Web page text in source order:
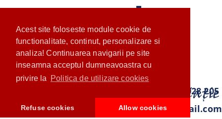
Acest site foloseste module cookie de
functionalitate, continut, personalizare si
analiza! Continuarea navigarii pe site
inseamna acceptul dumneavoastra cu
privire la
Politica de utilizare cookies
Refuse cookies Allow cookies
0733 028 205
com.ventistore@gmail.com